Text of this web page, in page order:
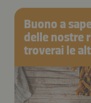
Buono a
delle nostre
troverai le